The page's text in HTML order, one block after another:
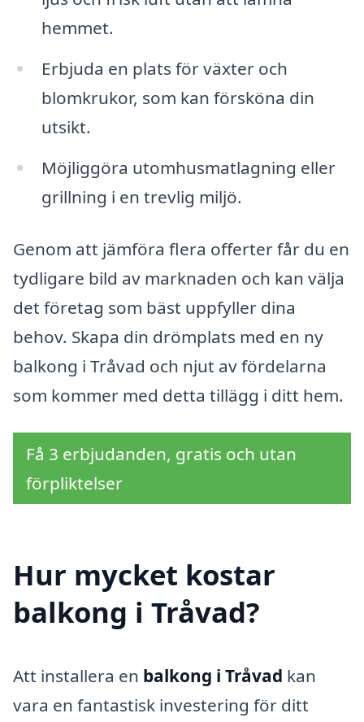
hemmet.
Erbjuda en plats för växter och
blomkrukor, som kan försköna din
utsikt.
Möjliggöra utomhusmatlagning eller
grillning i en trevlig miljö.
Genom att jämföra flera offerter får du en
tydligare bild av marknaden och kan välja
det företag som bäst uppfyller dina
behov. Skapa din drömplats med en ny
balkong i Tråvad och njut av fördelarna
som kommer med detta tillägg i ditt hem.
Få 3 erbjudanden, gratis och utan
förpliktelser
Hur mycket kostar
balkong i Tråvad?
Att installera en balkong i Tråvad kan
vara en fantastisk investering för ditt